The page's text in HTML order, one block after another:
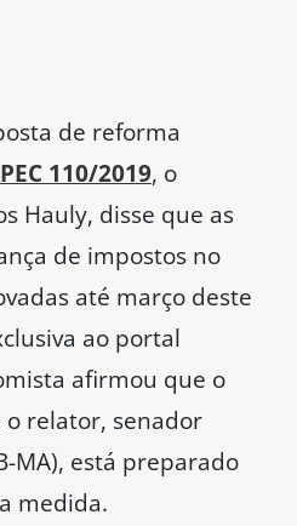
de reforma
PEC 110/2019, o
Hauly, disse que as
de impostos no
até março deste
ao portal
afirmou que o
relator, senador
MA), está preparado
medida.